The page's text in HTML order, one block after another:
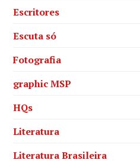
Escritores
Escuta só
Fotografia
graphic MSP
HQs
Literatura
Literatura Brasileira